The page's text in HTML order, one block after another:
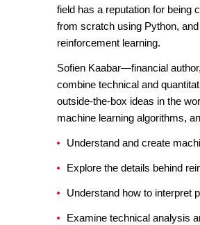
field has a reputation for being
from scratch using Python,
reinforcement learning.
Sofien Kaabar—financial
combine technical and
outside-the-box ideas in the
machine learning algorithms,
Understand and create
Explore the details behind
Understand how to interpret
Examine technical analysis